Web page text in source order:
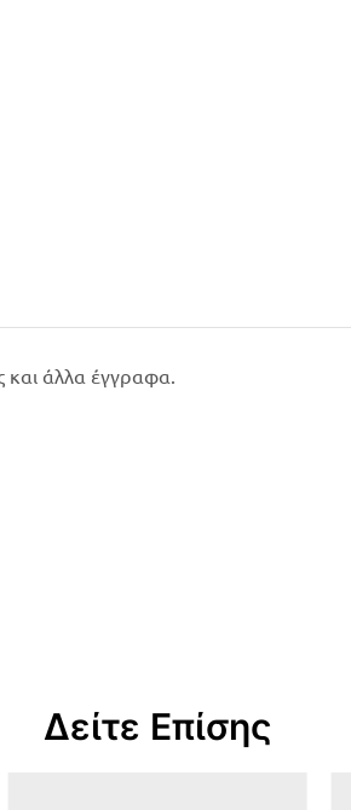
και άλλα έγγραφα.
Δείτε Επίσης